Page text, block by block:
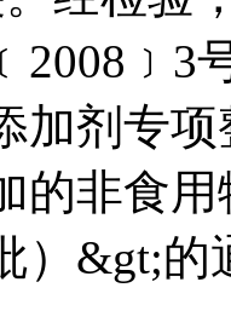
加剂专
的非食
）&gt;的